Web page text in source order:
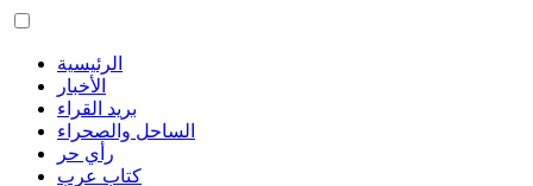
الرئيسية
الأخبار
بريد القراء
الساحل والصحراء
رأي حر
كتاب عرب